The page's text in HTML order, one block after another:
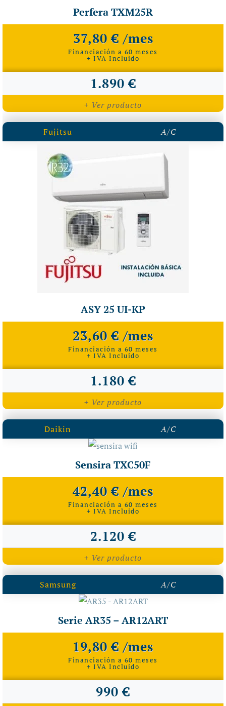
Perfera TXM25R
37,80 € /mes
Financiación a 60 meses
+ IVA Incluido
1.890 €
+ Ver producto
Fujitsu A/C
ASY 25 UI-KP
23,60 € /mes
Financiación a 60 meses
+ IVA Incluido
1.180 €
+ Ver producto
Daikin A/C
Sensira TXC50F
42,40 € /mes
Financiación a 60 meses
+ IVA Incluido
2.120 €
+ Ver producto
Samsung A/C
Serie AR35 – AR12ART
19,80 € /mes
Financiación a 60 meses
+ IVA Incluido
990 €